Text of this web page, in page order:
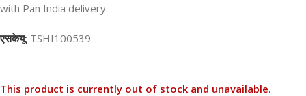
with Pan India delivery.
एसकेयू: TSHI100539
This product is currently out of stock and unavailable.